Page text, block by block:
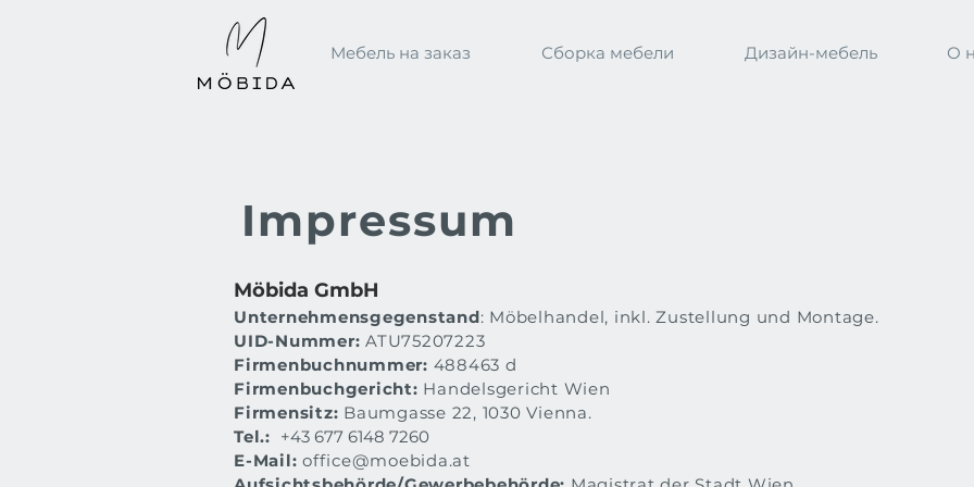
Мебель на заказ Сборка мебели Дизайн-мебель О
Impressum
Möbida GmbH
Unternehmensgegenstand: Möbelhandel, inkl. Zustellung und Montage.
UID-Nummer: ATU75207223
Firmenbuchnummer: 488463 d
Firmenbuchgericht: Handelsgericht Wien
Firmensitz: Baumgasse 22, 1030 Vienna.
Tel.: +43 677 6148 7260
E-Mail: office@moebida.at